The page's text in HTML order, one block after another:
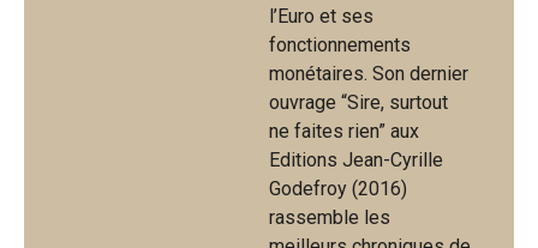
l’Euro et ses
fonctionnements
monétaires. Son dernier
ouvrage “Sire, surtout
ne faites rien” aux
Editions Jean-Cyrille
Godefroy (2016)
rassemble les